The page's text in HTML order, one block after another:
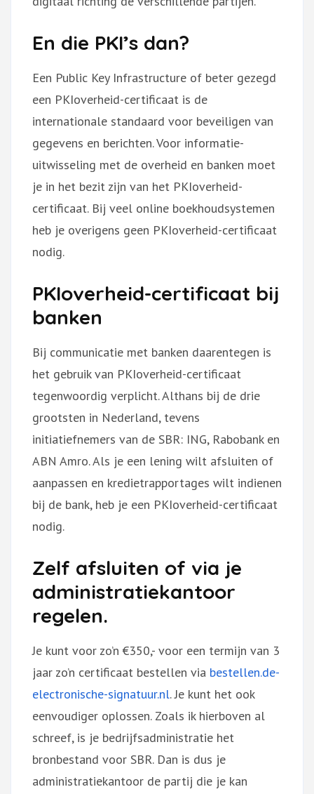
En die PKI’s dan?
Een Public Key Infrastructure of beter gezegd
een PKIoverheid-certificaat is de
internationale standaard voor beveiligen van
gegevens en berichten. Voor informatie-
uitwisseling met de overheid en banken moet
je in het bezit zijn van het PKIoverheid-
certificaat. Bij veel online boekhoudsystemen
heb je overigens geen PKIoverheid-certificaat
nodig.
PKIoverheid-certificaat bij
banken
Bij communicatie met banken daarentegen is
het gebruik van PKIoverheid-certificaat
tegenwoordig verplicht. Althans bij de drie
grootsten in Nederland, tevens
initiatiefnemers van de SBR: ING, Rabobank en
ABN Amro. Als je een lening wilt afsluiten of
aanpassen en kredietrapportages wilt indienen
bij de bank, heb je een PKIoverheid-certificaat
nodig.
Zelf afsluiten of via je
administratiekantoor
regelen.
Je kunt voor zo’n €350,- voor een termijn van 3
jaar zo’n certificaat bestellen via bestellen.de-
electronische-signatuur.nl. Je kunt het ook
eenvoudiger oplossen. Zoals ik hierboven al
schreef, is je bedrijfsadministratie het
bronbestand voor SBR. Dan is dus je
administratiekantoor de partij die je kan